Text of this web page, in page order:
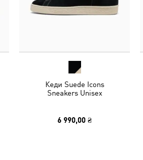
Кеди Suede Icons
Sneakers Unisex
6 990,00 ₴